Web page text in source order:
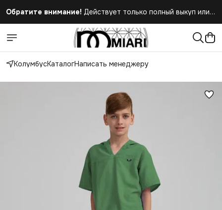
Обратите внимание! Действует только полный выкуп или
КолумбусКаталогНаписать менеджеру